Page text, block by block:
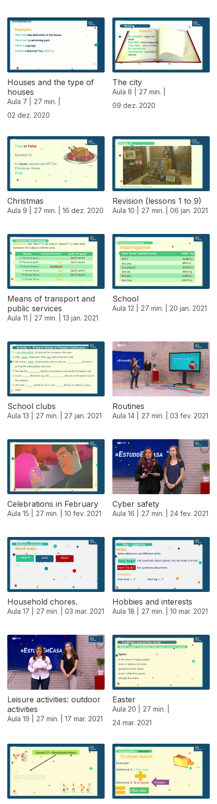
Houses and the type of
houses
Aula 7 |
27 min. |
02 dez. 2020
The city
Aula 8 |
27 min. |
09 dez. 2020
Christmas
Aula 9 | 27 min. | 16 dez. 2020
Revision (lessons 1 to 9)
Aula 10 | 27 min. | 06 jan. 2021
Means of transport and
public services
Aula 11 | 27 min. | 13 jan. 2021
School
Aula 12 | 27 min. | 20 jan. 2021
518996
School clubs
Aula 13 | 27 min. | 27 jan. 2021
Routines
Aula 14 | 27 min. | 03 fev. 2021
Celebrations in February
Aula 15 | 27 min. | 10 fev. 2021
Cyber safety
Aula 16 | 27 min. | 24 fev. 2021
Household chores.
Aula 17 | 27 min. | 03 mar. 2021
Hobbies and interests
Aula 18 | 27 min. | 10 mar. 2021
Leisure activities: outdoor
activities
Aula 19 | 27 min. | 17 mar. 2021
Easter
Aula 20 |
27 min. |
24 mar. 2021